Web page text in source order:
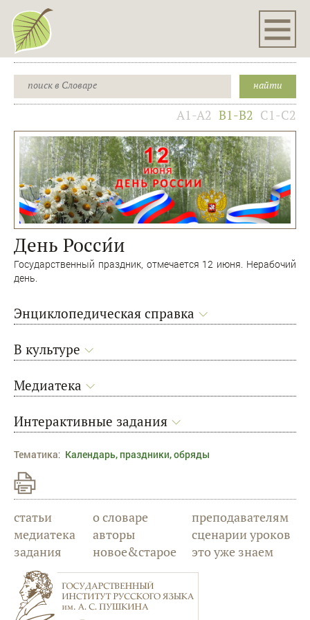
A1-A2 B1-B2 C1-C2
День Росси́и
Государственный праздник, отмечается 12 июня. Нерабочий
день.
Энциклопедическая справка
В культуре
Медиатека
Интерактивные задания
Тематика: Календарь, праздники, обряды
статьи
медиатека
задания
о словаре
авторы
новое&старое
преподавателям
сценарии уроков
это уже знаем